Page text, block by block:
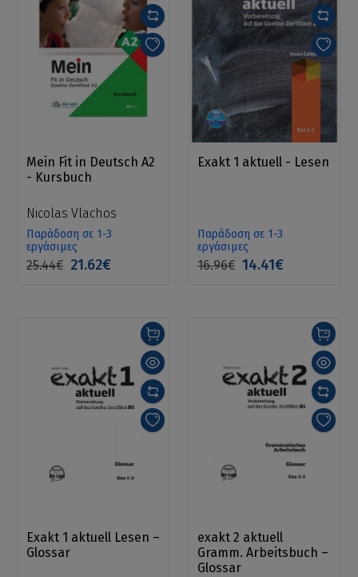
Mein Fit in Deutsch A2
- Kursbuch
Nicolas Vlachos
Παράδοση σε 1-3
εργάσιμες
25.44€ 21.62€
Exakt 1 aktuell - Lesen
Παράδοση σε 1-3
εργάσιμες
16.96€ 14.41€
Exakt 1 aktuell Lesen –
Glossar
exakt 2 aktuell
Gramm. Arbeitsbuch –
Glossar